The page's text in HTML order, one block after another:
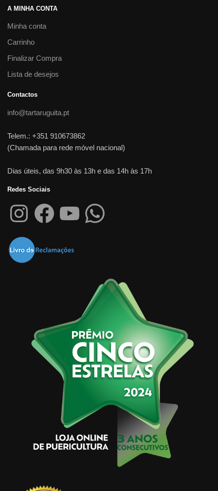
A MINHA CONTA
Minha conta
Carrinho
Finalizar Compra
Lista de desejos
Contactos
info@tartaruguita.pt
Telem.: +351 910673862
(Chamada para rede móvel nacional)
Dias úteis, das 9h30 às 13h e das 14h às 17h
Redes Sociais